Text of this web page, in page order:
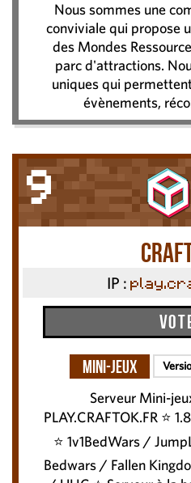
Nous sommes une
conviviale qui propose
des Mondes
parc d'attractions.
uniques qui
évènements,
9
IP :
Mini-Jeux
Serveur Mini-
PLAY.CRAFTOK.FR ⭐
⭐ 1v1BedWars /
Bedwars / Fallen